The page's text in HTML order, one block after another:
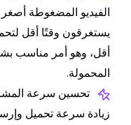
الفيديو المضغوطة
يستغرقون وقتًا أقل
أقل، وهو أمر مناسب
المحمولة.
تحسين سرعة
زيادة سرعة تحميل